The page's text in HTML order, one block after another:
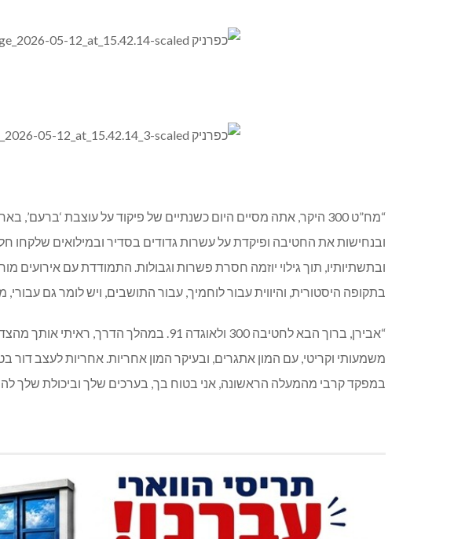
“מח”ט 300 היקר, אתה מסיים היום כשנתיים של פיקוד על עוצבת
ובתשתיותיו, תוך גילוי יוזמה חסרת פשרות וגבולות. התמודדת עם
בתקופה היסטורית, והיווית עבור לוחמיך, עבור התושבים, ויש לומר גם עבורי,
“אבירן, ברוך הבא לחטיבה 300 ולאוגדה
במפקד קרבי מהמעלה הראשונה, אני בטוח בך, בערכים שלך וביכולת שלך